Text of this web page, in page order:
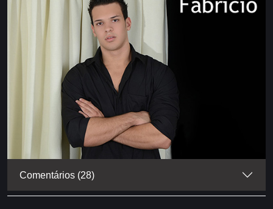
Comentários (28)